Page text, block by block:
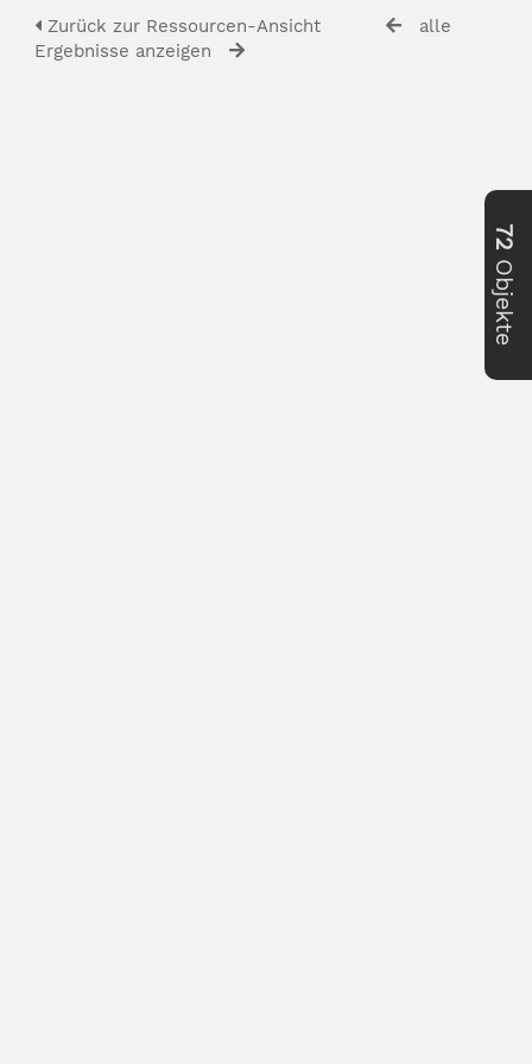
Zurück zur Ressourcen-Ansicht
alle
Ergebnisse anzeigen
72
Objekte